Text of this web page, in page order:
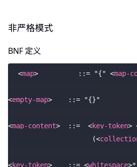
非严格模式
BNF 定义
<map>
          ::= "{"
<map-
<empty-map>
    ::= "{}"
<map-content>
  ::=
<key-token>
                     (
<
<key-token>
    ::=
<whitespace>